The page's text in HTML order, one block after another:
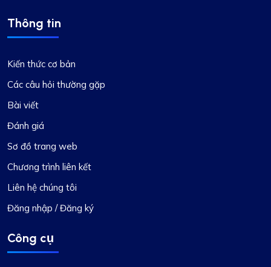
Thông tin
Kiến thức cơ bản
Các câu hỏi thường gặp
Bài viết
Đánh giá
Sơ đồ trang web
Chương trình liên kết
Liên hệ chúng tôi
Đăng nhập / Đăng ký
Công cụ